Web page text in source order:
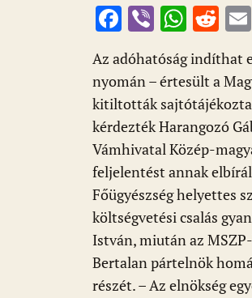
F
ac
e
b
o
o
k
Vi
b
er
W
h
at
s
A
p
p
R
e
d
di
t
Az adóhatóság indíthat
nyomán – értesült a
kitiltották
kérdezték Harangozó
Vámhivatal Közép-
feljelentést annak
Főügyészség helyettes
költségvetési csalás
István, miután az
Bertalan pártelnök
részét. – Az elnökség